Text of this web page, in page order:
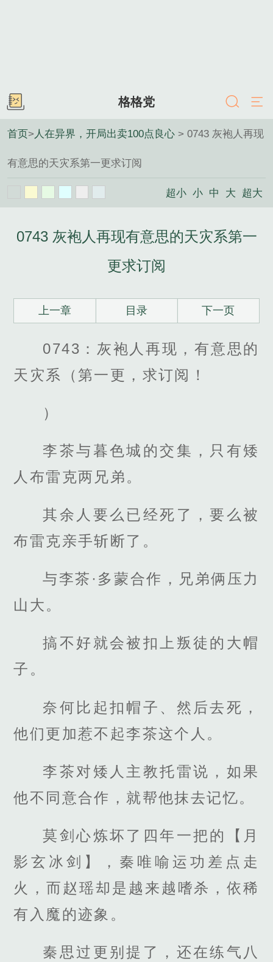
格格党
首页> 人在异界，开局出卖100点良心 > 0743 灰袍人再现
有意思的天灾系第一更求订阅
超小 小 中 大 超大
0743 灰袍人再现有意思的天灾系第一
更求订阅
上一章 目录 下一页
0743：灰袍人再现，有意思的
天灾系（第一更，求订阅！
）
李茶与暮色城的交集，只有矮
人布雷克两兄弟。
其余人要么已经死了，要么被
布雷克亲手斩断了。
与李茶·多蒙合作，兄弟俩压力
山大。
搞不好就会被扣上叛徒的大帽
子。
奈何比起扣帽子、然后去死，
他们更加惹不起李茶这个人。
李茶对矮人主教托雷说，如果
他不同意合作，就帮他抹去记忆。
莫剑心炼坏了四年一把的【月
影玄冰剑】，秦唯喻运功差点走
火，而赵瑶却是越来越嗜杀，依稀
有入魔的迹象。
秦思过更别提了，还在练气八